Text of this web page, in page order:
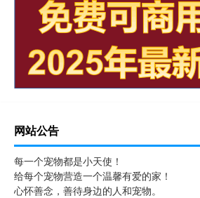
网站公告
每一个宠物都是小天使！
给每个宠物营造一个温馨有爱的家！
心怀善念，善待身边的人和宠物。